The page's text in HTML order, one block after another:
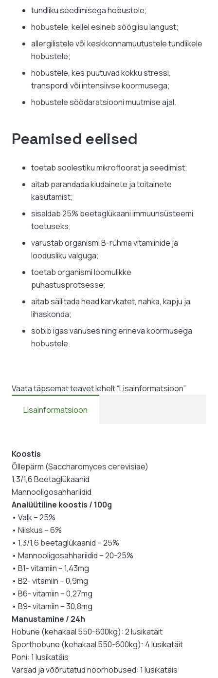
tundliku seedimisega hobustele;
hobustele, kellel esineb söögiisu langust;
allergilistele või keskkonnamuutustele tundlikele
hobustele;
hobustele, kes puutuvad kokku stressi,
transpordi või intensiivse koormusega;
hobustele söödaratsiooni muutmise ajal.
Peamised eelised
toetab soolestiku mikrofloorat ja seedimist;
aitab parandada kiudainete ja toitainete
kasutamist;
sisaldab 25% beetaglükaani immuunsüsteemi
toetuseks;
varustab organismi B-rühma vitamiinide ja
loodusliku valguga;
toetab organismi loomulikke
puhastusprotsesse;
aitab säilitada head karvkatet, nahka, kapju ja
lihaskonda;
sobib igas vanuses ning erineva koormusega
hobustele.
Vaata täpsemat teavet lehelt “Lisainformatsioon”
Lisainformatsioon
Koostis
Õllepärm (Saccharomyces cerevisiae)
1,3/1,6 Beetaglükaanid
Mannooligosahhariidid
Analüütiline koostis / 100g
• Valk – 25%
• Niiskus – 6%
• 1,3/1,6 beetaglükaanid – 25%
• Mannooligosahhariidid – 20-25%
• B1- vitamiin – 1,43mg
• B2- vitamiin – 0,9mg
• B6- vitamiin – 0,27mg
• B9- vitamiin – 30,8mg
Manustamine / 24h
Hobune (kehakaal 550-600kg): 2 lusikatäit
Sporthobune (kehakaal 550-600kg): 4 lusikatäit
Poni: 1 lusikatäis
Varsad ja võõrutatud noorhobused: 1 lusikatäis